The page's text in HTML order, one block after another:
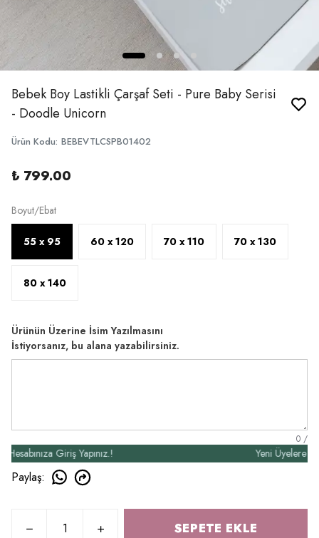
Bebek Boy Lastikli Çarşaf Seti - Pure Baby Serisi
- Doodle Unicorn
Ürün Kodu: BEBEVTLCSPB01402
₺ 799.00
Boyut/Ebat
55 x 95 60 x 120 70 x 110 70 x 130
80 x 140
Ürünün Üzerine İsim Yazılmasını
İstiyorsanız, bu alana yazabilirsiniz.
0 /
Giriş Yapınız.! Yeni Üyelere
Paylaş:
SEPETE EKLE